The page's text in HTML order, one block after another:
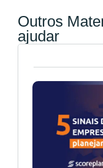
Outros
ajudar